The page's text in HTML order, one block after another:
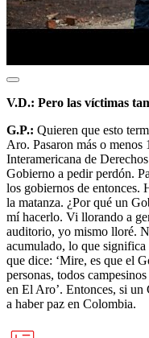
V.D.: Pero las víctimas
G.P.: Quieren que esto
Aro. Pasaron más o menos
Interamericana de
Gobierno a pedir perdón.
los gobiernos de entonces.
la matanza. ¿Por qué un
mí hacerlo. Vi llorando a
auditorio, yo mismo lloré.
acumulado, lo que
que dice: ‘Mire, es que el
personas, todos
en El Aro’. Entonces, si un
a haber paz en Colombia.